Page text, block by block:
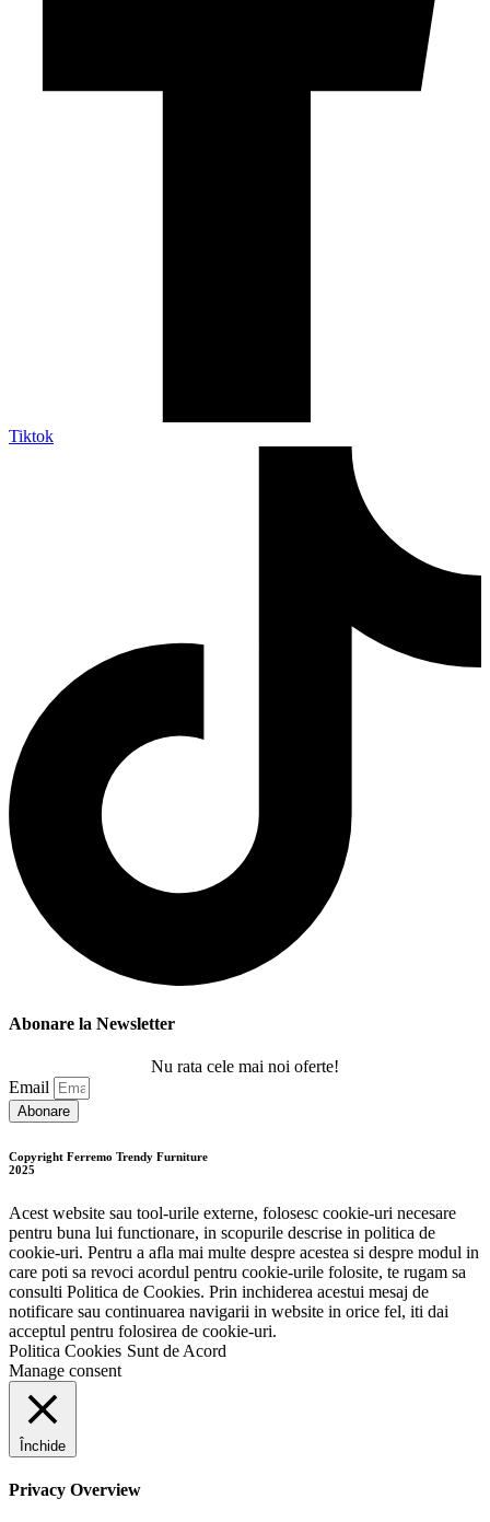
Tiktok
Abonare la Newsletter
Nu rata cele mai noi oferte!
Email
Abonare
Copyright Ferremo Trendy Furniture
2025
Acest website sau tool-urile externe, folosesc cookie-uri necesare
pentru buna lui functionare, in scopurile descrise in politica de
cookie-uri. Pentru a afla mai multe despre acestea si despre modul in
care poti sa revoci acordul pentru cookie-urile folosite, te rugam sa
consulti Politica de Cookies. Prin inchiderea acestui mesaj de
notificare sau continuarea navigarii in website in orice fel, iti dai
acceptul pentru folosirea de cookie-uri.
Politica Cookies Sunt de Acord
Manage consent
Închide
Privacy Overview